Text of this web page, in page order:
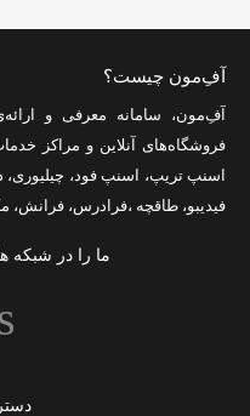
آفِ‌مون چیست؟
آفِ‌مون، سامانه معرفی و
فروشگاه‌های آنلاین و مراکز
اسنپ تریپ، اسنپ فود، چیلیوری،
فیدیبو، طاقچه ،فرادرس، فرانش،
ما را در شبکه